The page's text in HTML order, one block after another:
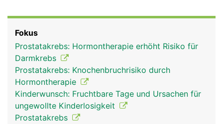
News
Ratgeber
Rubriken
Fokus
Prostatakrebs: Hormontherapie erhöht Risiko für
Darmkrebs
Prostatakrebs: Knochenbruchrisiko durch
Hormontherapie
Kinderwunsch: Fruchtbare Tage und Ursachen für
ungewollte Kinderlosigkeit
Prostatakrebs